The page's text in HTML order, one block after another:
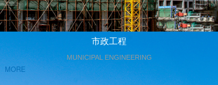
市政工程
MUNICIPAL ENGINEERING
MORE